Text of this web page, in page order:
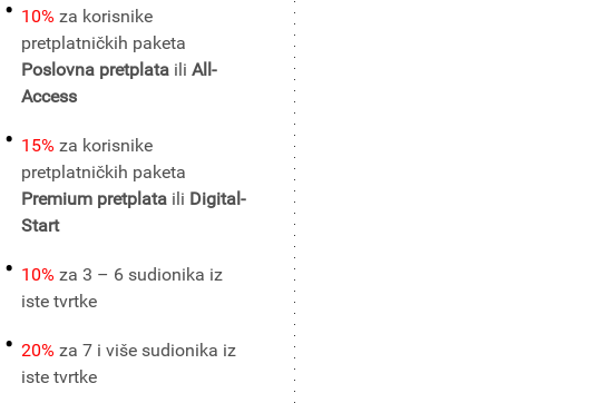
10% za korisnike
pretplatničkih paketa
Poslovna pretplata ili All-
Access
15% za korisnike
pretplatničkih paketa
Premium pretplata ili Digital-
Start
10% za 3 – 6 sudionika iz
iste tvrtke
20% za 7 i više sudionika iz
iste tvrtke